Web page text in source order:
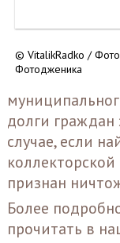
© VitalikRadko /
Фотодженика
долги
случае, если
признан
Более
прочитать в